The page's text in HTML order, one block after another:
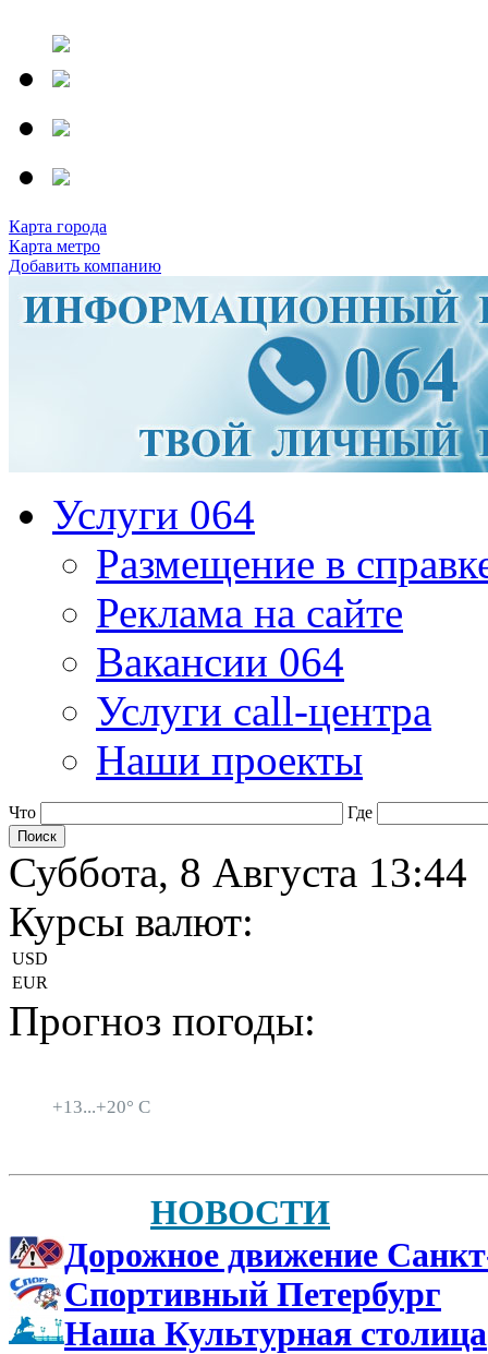
Карта города
Карта метро
Добавить компанию
Услуги 064
Размещение в
Реклама на сайте
Вакансии 064
Услуги call-центра
Наши проекты
Что Где
Суббота, 8 Августа 13:44
Курсы валют:
USD
EUR
Прогноз погоды:
+13...+20° C
НОВОСТИ
Дорожное движение
Спортивный Петербург
Наша Культурная столица